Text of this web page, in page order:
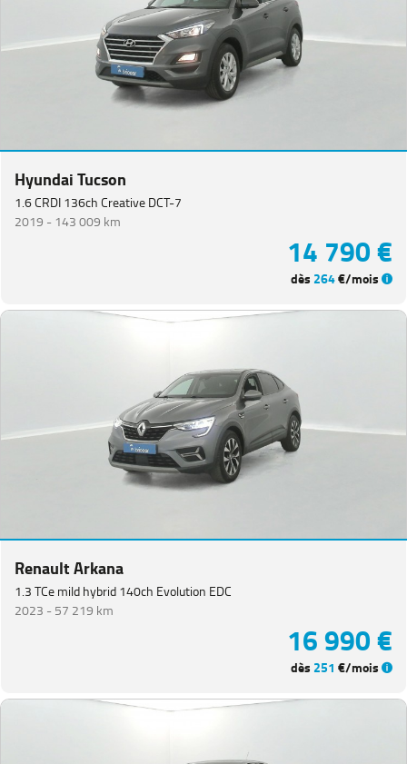
Hyundai Tucson
1.6 CRDI 136ch Creative DCT-7
2019 - 143 009 km
14 790 €
dès 264€/mois
Renault Arkana
1.3 TCe mild hybrid 140ch Evolution EDC
2023 -57 219 km
16 990 €
dès 251 €/mois